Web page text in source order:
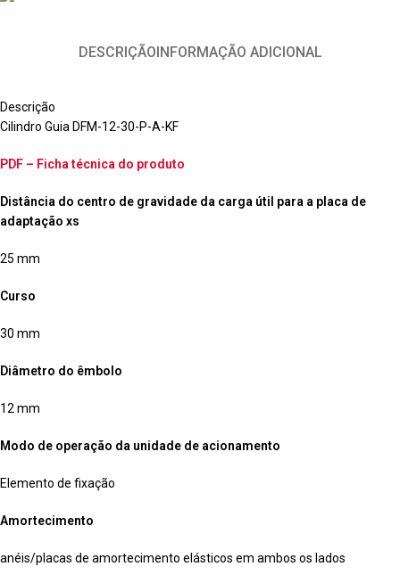
DESCRIÇÃOINFORMAÇÃO ADICIONAL
Descrição
Cilindro Guia DFM-12-30-P-A-KF
PDF – Ficha técnica do produto
Distância do centro de gravidade da carga útil para a placa de
adaptação xs
25 mm
Curso
30 mm
Diâmetro do êmbolo
12 mm
Modo de operação da unidade de acionamento
Elemento de fixação
Amortecimento
anéis/placas de amortecimento elásticos em ambos os lados